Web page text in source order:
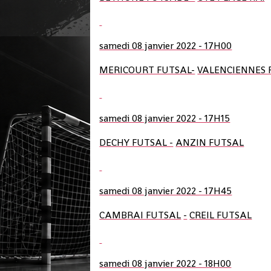
samedi 08 janvier 2022 - 17H00
MERICOURT FUTSAL- VALENCIENNES
samedi 08 janvier 2022 - 17H15
DECHY FUTSAL - ANZIN FUTSAL
samedi 08 janvier 2022 - 17H45
CAMBRAI FUTSAL - CREIL FUTSAL
samedi 08 janvier 2022 - 18H00